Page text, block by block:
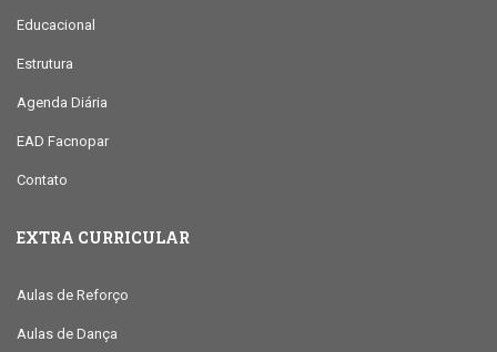
Educacional
Estrutura
Agenda Diária
EAD Facnopar
Contato
EXTRA CURRICULAR
Aulas de Reforço
Aulas de Dança